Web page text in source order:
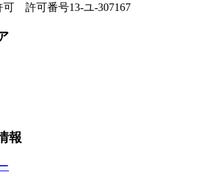
可 許可番号13-ユ-307167
報